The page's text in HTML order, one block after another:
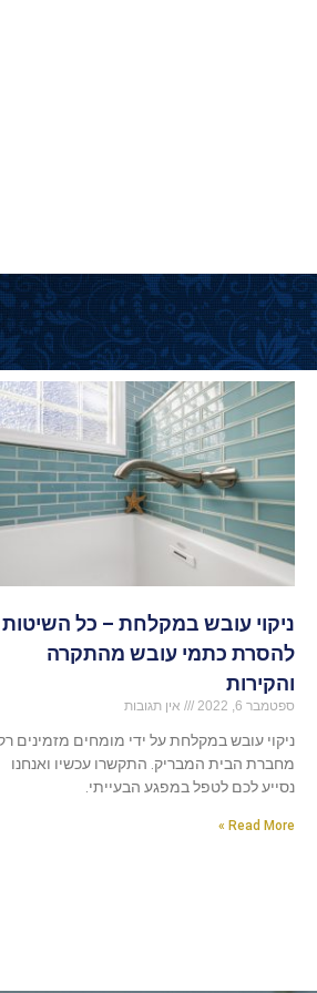
ניקוי עובש במקלחת – כל השיטות
להסרת כתמי עובש מהתקרה
והקירות
ספטמבר 6, 2022 אין תגובות
ניקוי עובש במקלחת על ידי מומחים מזמינים
מחברת הבית המבריק. התקשרו עכשיו ואנחנו
נסייע לכם לטפל במפגע הבעייתי.
Read More »